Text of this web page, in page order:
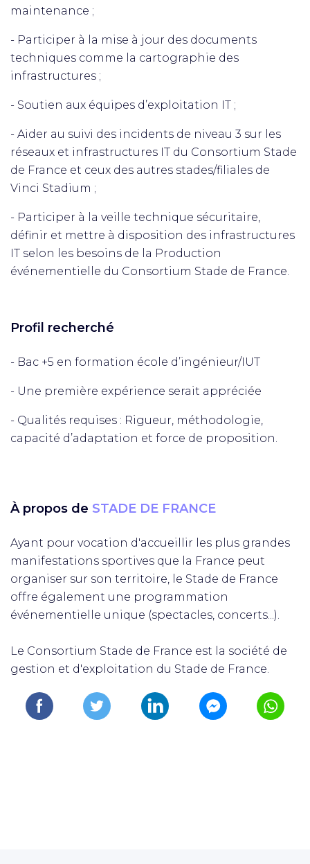
maintenance ;
- Participer à la mise à jour des documents
techniques comme la cartographie des
infrastructures ;
- Soutien aux équipes d’exploitation IT ;
- Aider au suivi des incidents de niveau 3 sur les
réseaux et infrastructures IT du Consortium Stade
de France et ceux des autres stades/filiales de
Vinci Stadium ;
- Participer à la veille technique sécuritaire,
définir et mettre à disposition des infrastructures
IT selon les besoins de la Production
événementielle du Consortium Stade de France.
Profil recherché
- Bac +5 en formation école d’ingénieur/IUT
- Une première expérience serait appréciée
- Qualités requises : Rigueur, méthodologie,
capacité d’adaptation et force de proposition.
À propos de STADE DE FRANCE
Ayant pour vocation d'accueillir les plus grandes
manifestations sportives que la France peut
organiser sur son territoire, le Stade de France
offre également une programmation
événementielle unique (spectacles, concerts...).
Le Consortium Stade de France est la société de
gestion et d'exploitation du Stade de France.